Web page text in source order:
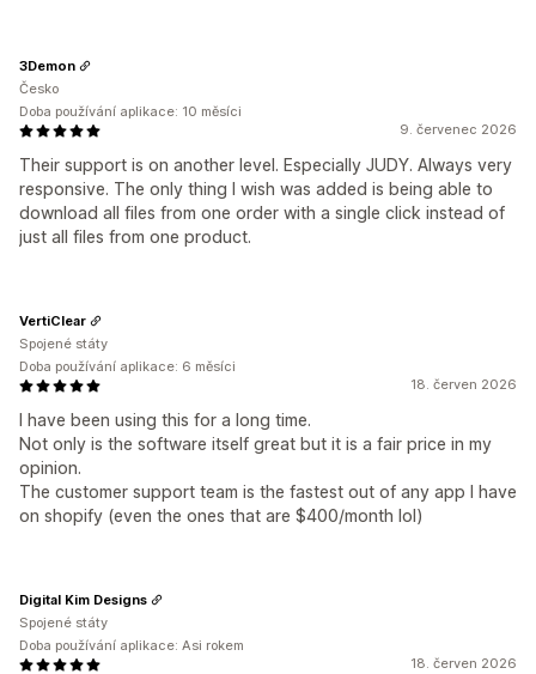
9. červenec 2026
Their support is on another level. Especially JUDY. Always very
responsive. The only thing I wish was added is being able to
download all files from one order with a single click instead of
just all files from one product.
3Demon
Česko
Doba používání aplikace: 10 měsíci
18. červen 2026
I have been using this for a long time.
Not only is the software itself great but it is a fair price in my
opinion.
The customer support team is the fastest out of any app I have
on shopify (even the ones that are $400/month lol)
VertiClear
Spojené státy
Doba používání aplikace: 6 měsíci
18. červen 2026
Digital Kim Designs
Spojené státy
Doba používání aplikace: Asi rokem